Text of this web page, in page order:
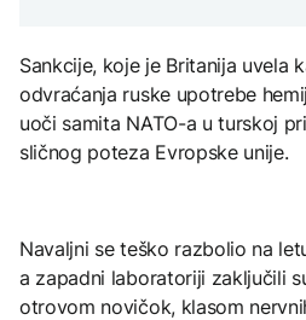
djece
miliona
Sankcije, koje je Britanija uvela
odvraćanja ruske upotrebe
uoči samita NATO-a u turskoj
sličnog poteza Evropske unije.
Navaljni se teško razbolio na
a zapadni laboratoriji zaključili
otrovom novičok, klasom